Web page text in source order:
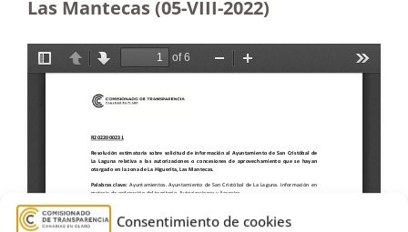
Consentimiento de cookies
Las Mantecas (05-VIII-2022)